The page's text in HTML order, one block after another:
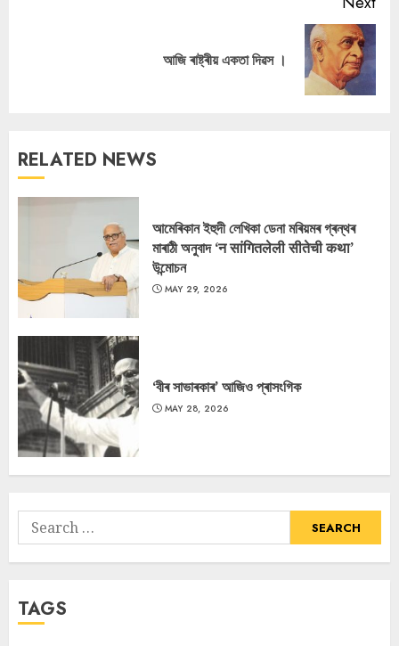
আজি ৰাষ্ট্ৰীয় একতা দিৱস ।
RELATED NEWS
আমেৰিকান ইহুদী লেখিকা ডেনা মৰিয়মৰ গ্ৰন্থৰ
মাৰাঠী অনুবাদ ‘न सांगितलेली सीतेची कथा’
উন্মোচন
MAY 29, 2026
‘বীৰ সাভাৰকাৰ’ আজিও প্ৰাসংগিক
MAY 28, 2026
Search
for:
TAGS